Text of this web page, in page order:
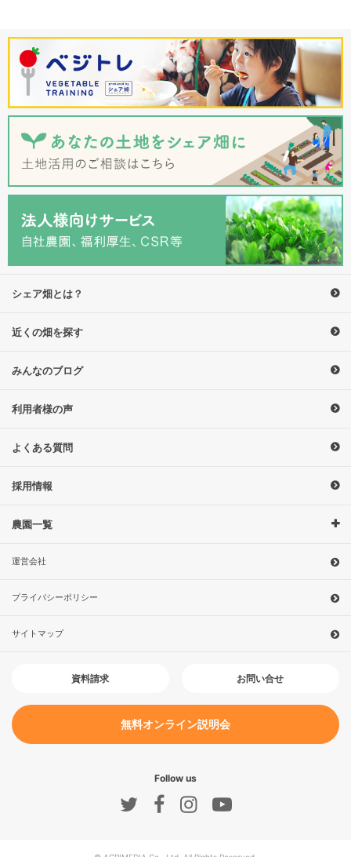
シェア畑とは？
近くの畑を探す
みんなのブログ
利用者様の声
よくある質問
採用情報
農園一覧
運営会社
プライバシーポリシー
サイトマップ
資料請求 お問い合せ
無料オンライン説明会
Follow us